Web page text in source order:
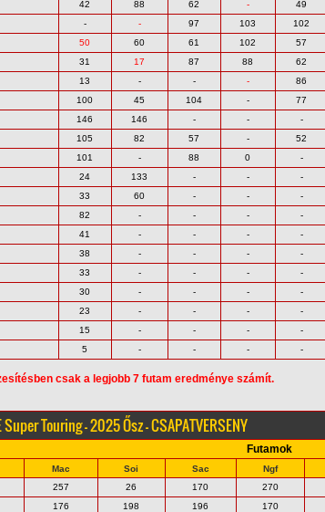
42 88 62 - 49
- - 97 103 102
50 60 61 102 57
31 17 87 88 62
13 - - - 86
100 45 104 - 77
146 146 - - -
105 82 57 - 52
101 - 88 0 -
24 133 - - -
33 60 - - -
82 - - - -
41 - - - -
38 - - - -
33 - - - -
30 - - - -
23 - - - -
15 - - - -
5 - - - -
csak a legjobb 7 futam eredménye számít.
Super Touring - 2025 Ősz - CSAPATVERSENY
Futamok
Mac Soi Sac Ngf
257 26 170 270
176 198 196 170